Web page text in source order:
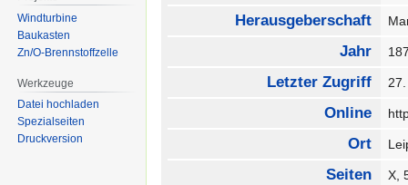
Herausgeberschaft
Jahr
Letzter Zugriff
Online
Ort
Seiten X,
Windturbine
Baukasten
Zn/O-Brennstoffzelle
Werkzeuge
Datei hochladen
Spezialseiten
Druckversion